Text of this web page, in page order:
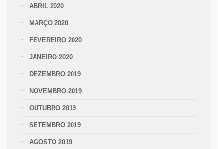
ABRIL 2020
MARÇO 2020
FEVEREIRO 2020
JANEIRO 2020
DEZEMBRO 2019
NOVEMBRO 2019
OUTUBRO 2019
SETEMBRO 2019
AGOSTO 2019